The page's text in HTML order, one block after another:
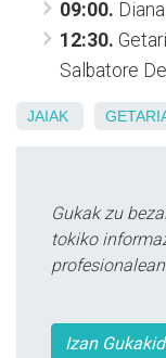
09:00.
12:30.
Salbatore
JAIAK
Gukak zu
tokiko
Izan